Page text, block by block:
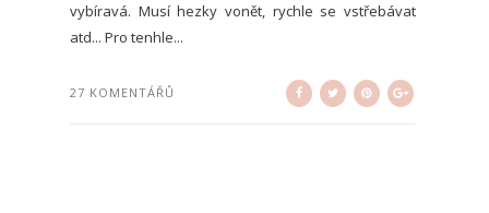
vybíravá. Musí hezky vonět, rychle se vstřebávat
atd... Pro tenhle...
27 KOMENTÁŘŮ